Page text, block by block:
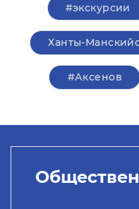
#экскурсии
Ханты-
#Аксенов